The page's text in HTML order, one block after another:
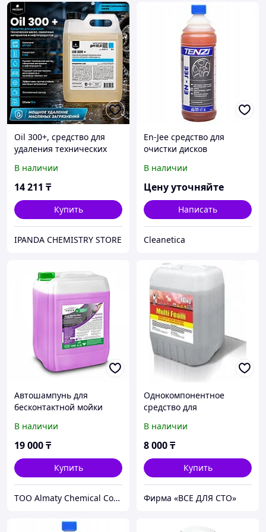
Oil 300+, средство для
удаления технических
материалов и
нефтепродуктов 5л.
(PROSEPT)
В наличии
14 211 ₸
Купить
IPANDA CHEMISTRY STORE
En-Jee средство для
очистки дисков
В наличии
Цену уточняйте
Написать
Cleanetica
Автошампунь для
бесконтактной мойки
В наличии
19 000₸
Купить
ТОО Almaty Chemical Company
Однокомпонентное
средство для
Multi Foam 10 кг
В наличии
8 000₸
Купить
Фирма «ВСЕ ДЛЯ СТО»